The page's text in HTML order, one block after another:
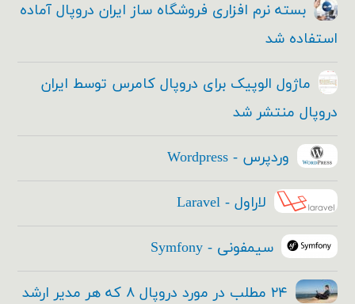
بسته نرم افزاری فروشگاه ساز ایران دروپال آماده
استفاده شد
ماژول الوپیک برای دروپال کامرس توسط ایران
دروپال منتشر شد
وردپرس - Wordpress
لاراول - Laravel
سیمفونی - Symfony
۲۴ مطلب در مورد دروپال ۸ که هر مدیر ارشد